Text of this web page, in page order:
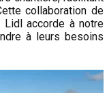
collaboration de
Lidl accorde à notre
à leurs besoins